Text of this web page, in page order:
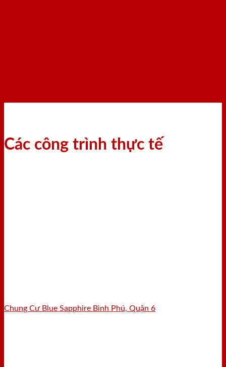
Các công trình thực tế
Chung Cư Blue Sapphire Bình Phú, Quận 6